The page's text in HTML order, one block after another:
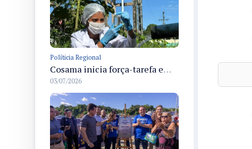
Políticia Regional
Cosama inicia força-tarefa em Anamã para fortalecer abastecimento de água e segurança hídrica da população
03/07/2026